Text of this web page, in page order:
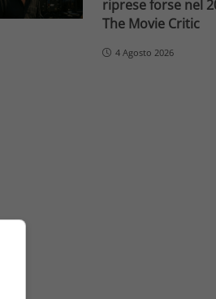
riprese forse nel
The Movie Critic
4 Agosto 2026